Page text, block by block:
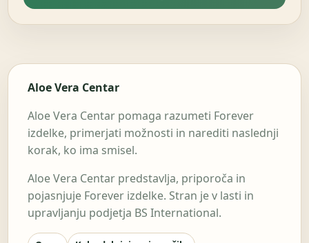
Aloe Vera Centar
Aloe Vera Centar pomaga razumeti Forever
izdelke, primerjati možnosti in narediti naslednji
korak, ko ima smisel.
Aloe Vera Centar predstavlja, priporoča in
pojasnjuje Forever izdelke. Stran je v lasti in
upravljanju podjetja BS International.